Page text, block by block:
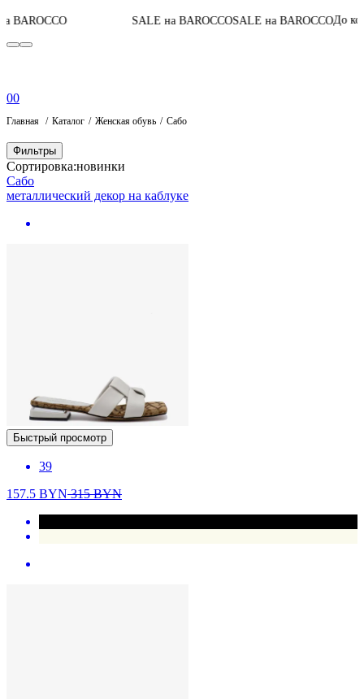
SALE на BAROCCOSALE на BAROCCOДо
00
Главная Каталог Женская обувь Сабо
Фильтры
Сортировка:новинки
Сабо
металлический декор на каблуке
Быстрый просмотр
39
157.5 BYN315BYN